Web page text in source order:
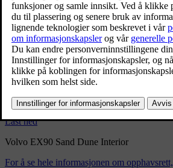
Volvo EX90 Sand
Interior
9/3/2024
Bokmerke
Del
Last ned
Volvo EX90 Sand Dune Interior
For å se hele informasjonen om